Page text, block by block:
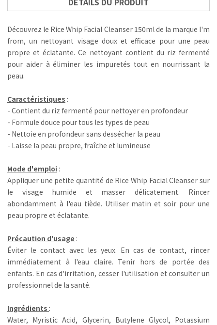
Découvrez le Rice Whip Facial Cleanser 150ml de la marque I'm
from, un nettoyant visage doux et efficace pour une peau
propre et éclatante. Ce nettoyant contient du riz fermenté
pour aider à éliminer les impuretés tout en nourrissant la
peau.
Caractéristiques :
- Contient du riz fermenté pour nettoyer en profondeur
- Formule douce pour tous les types de peau
- Nettoie en profondeur sans dessécher la peau
- Laisse la peau propre, fraîche et lumineuse
Mode d'emploi :
Appliquer une petite quantité de Rice Whip Facial Cleanser sur
le visage humide et masser délicatement. Rincer
abondamment à l'eau tiède. Utiliser matin et soir pour une
peau propre et éclatante.
Précaution d'usage :
Éviter le contact avec les yeux. En cas de contact, rincer
immédiatement à l'eau claire. Tenir hors de portée des
enfants. En cas d'irritation, cesser l'utilisation et consulter un
professionnel de la santé.
Ingrédients :
Water, Myristic Acid, Glycerin, Butylene Glycol, Potassium